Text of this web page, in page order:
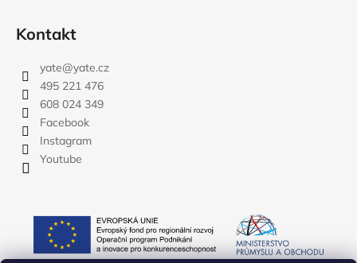
Kontakt
yate@yate.cz
495 221 476
608 024 349
Facebook
Instagram
Youtube